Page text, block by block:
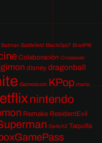
Batman Battlefield BlackOps7 BradPitt
Colaboración Crossover
disney dragonball
Gamescom KPop mario
nintendo
Remake ResidentEvil
Switch2 Taquilla